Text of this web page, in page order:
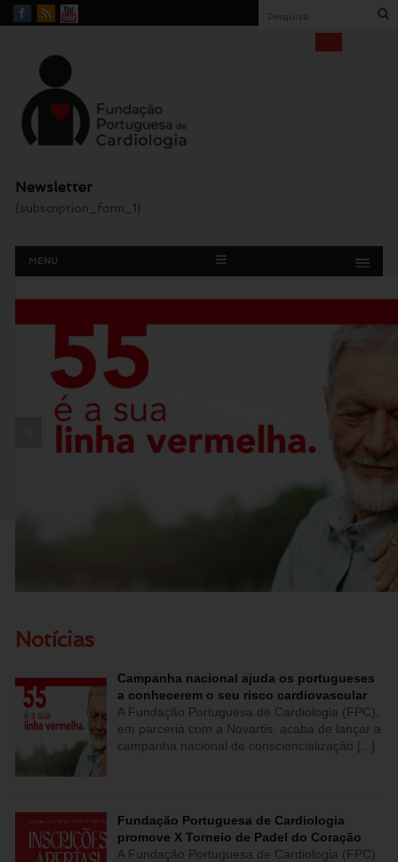
Facebook
RSS
YouTube
Fundação Portuguesa
Cardiologia
Newsletter
{subscription_form_1}
Menu
MENU
Notícias
Campanha nacional ajuda os portugueses
a conhecerem o seu risco cardiovascular
A Fundação Portuguesa de Cardiologia (FPC),
em parceria com a Novartis, acaba de lançar a
campanha nacional de consciencialização [...]
Fundação Portuguesa de Cardiologia
promove X Torneio de Padel do Coração
A Fundação Portuguesa de Cardiologia (FPC)